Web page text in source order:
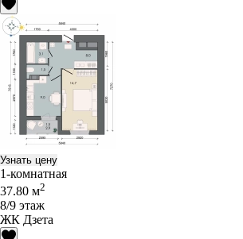
Узнать цену
1-комнатная
37.80 м2
8/9 этаж
ЖК Дзета